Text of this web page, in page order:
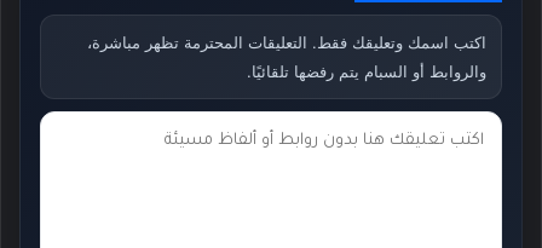
اكتب اسمك وتعليقك فقط. التعليقات المحترمة تظهر مباشرة،
والروابط أو السبام يتم رفضها تلقائيًا.
ت